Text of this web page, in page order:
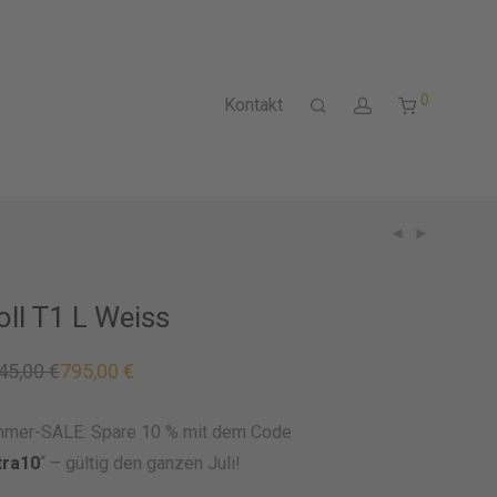
Kontakt 0
T1 L Weiss
€
€
795,00 €
€. SALE: Spare 10 % mit dem Code
“ – gültig den ganzen Juli!